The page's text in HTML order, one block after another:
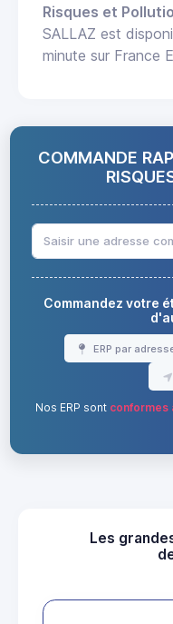
Risques et
SALLAZ est
minute sur France
COMMANDE
Commandez votre
ERP par
Nos ERP sont conformes
Les